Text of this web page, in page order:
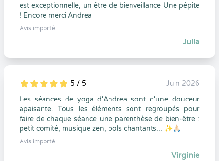
est exceptionnelle, un être de bienveillance Une pépite
! Encore merci Andrea
Avis importé
Julia
5
1
5
0 5 / 5
Juin 2026
Les séances de yoga d'Andrea sont d'une douceur
apaisante. Tous les éléments sont regroupés pour
faire de chaque séance une parenthèse de bien-être :
petit comité, musique zen, bols chantants... ✨🙏🏻
Avis importé
Virginie